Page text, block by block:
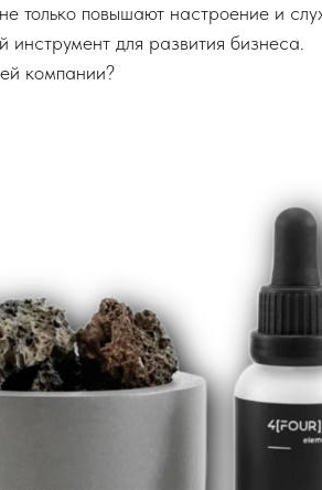
только повышают настроение и
для развития бизнеса.
компании?